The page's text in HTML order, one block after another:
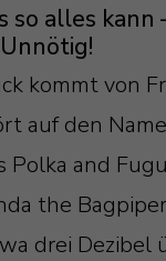
so alles kann
kommt von
auf den
Polka and
the
drei Dezibel